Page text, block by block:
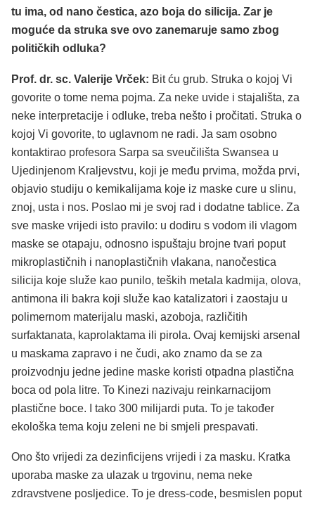
tu ima, od nano čestica, azo boja do silicija. Zar je
moguće da struka sve ovo zanemaruje samo zbog
političkih odluka?
Prof. dr. sc. Valerije Vrček: Bit ću grub. Struka o kojoj Vi
govorite o tome nema pojma. Za neke uvide i stajališta, za
neke interpretacije i odluke, treba nešto i pročitati. Struka o
kojoj Vi govorite, to uglavnom ne radi. Ja sam osobno
kontaktirao profesora Sarpa sa sveučilišta Swansea u
Ujedinjenom Kraljevstvu, koji je među prvima, možda prvi,
objavio studiju o kemikalijama koje iz maske cure u slinu,
znoj, usta i nos. Poslao mi je svoj rad i dodatne tablice. Za
sve maske vrijedi isto pravilo: u dodiru s vodom ili vlagom
maske se otapaju, odnosno ispuštaju brojne tvari poput
mikroplastičnih i nanoplastičnih vlakana, nanočestica
silicija koje služe kao punilo, teških metala kadmija, olova,
antimona ili bakra koji služe kao katalizatori i zaostaju u
polimernom materijalu maski, azoboja, različitih
surfaktanata, kaprolaktama ili pirola. Ovaj kemijski arsenal
u maskama zapravo i ne čudi, ako znamo da se za
proizvodnju jedne jedine maske koristi otpadna plastična
boca od pola litre. To Kinezi nazivaju reinkarnacijom
plastične boce. I tako 300 milijardi puta. To je također
ekološka tema koju zeleni ne bi smjeli prespavati.
Ono što vrijedi za dezinficijens vrijedi i za masku. Kratka
uporaba maske za ulazak u trgovinu, nema neke
zdravstvene posljedice. To je dress-code, besmislen poput